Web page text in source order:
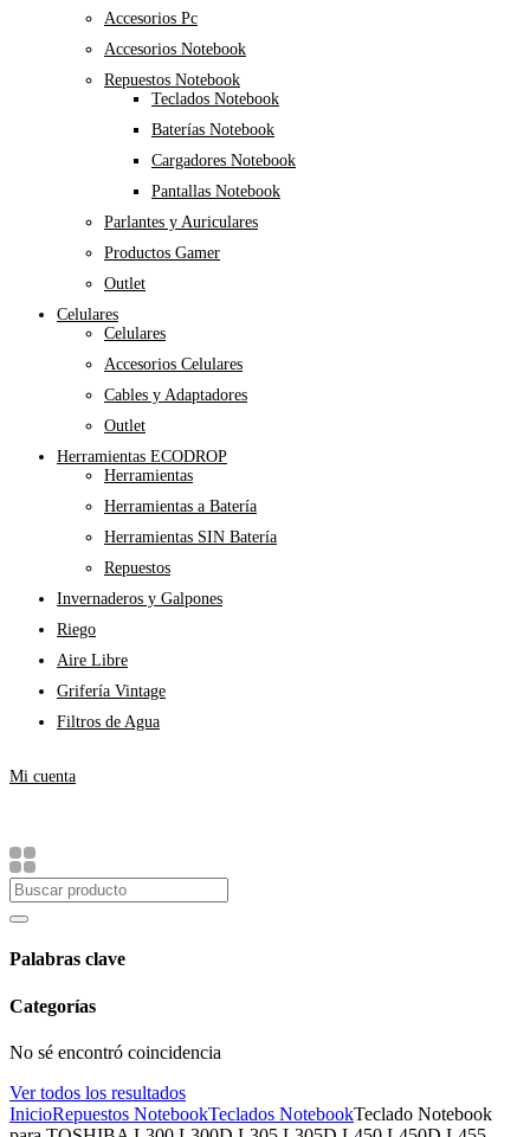
Accesorios Pc
Accesorios Notebook
Repuestos Notebook
Teclados Notebook
Baterías Notebook
Cargadores Notebook
Pantallas Notebook
Parlantes y Auriculares
Productos Gamer
Outlet
Celulares
Celulares
Accesorios Celulares
Cables y Adaptadores
Outlet
Herramientas ECODROP
Herramientas
Herramientas a Batería
Herramientas SIN Batería
Repuestos
Invernaderos y Galpones
Riego
Aire Libre
Grifería Vintage
Filtros de Agua
Mi cuenta
Palabras clave
Categorías
No sé encontró coincidencia
Ver todos los resultados
InicioRepuestos NotebookTeclados NotebookTeclado Notebook